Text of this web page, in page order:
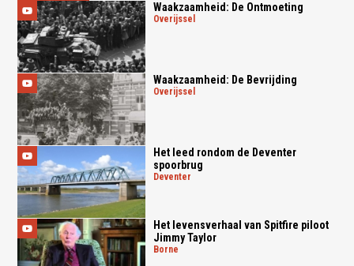
Waakzaamheid: De Ontmoeting
overijssel
Waakzaamheid: De Bevrijding
overijssel
Het leed rondom de Deventer
spoorbrug
deventer
Het levensverhaal van Spitfire piloot
Jimmy Taylor
borne